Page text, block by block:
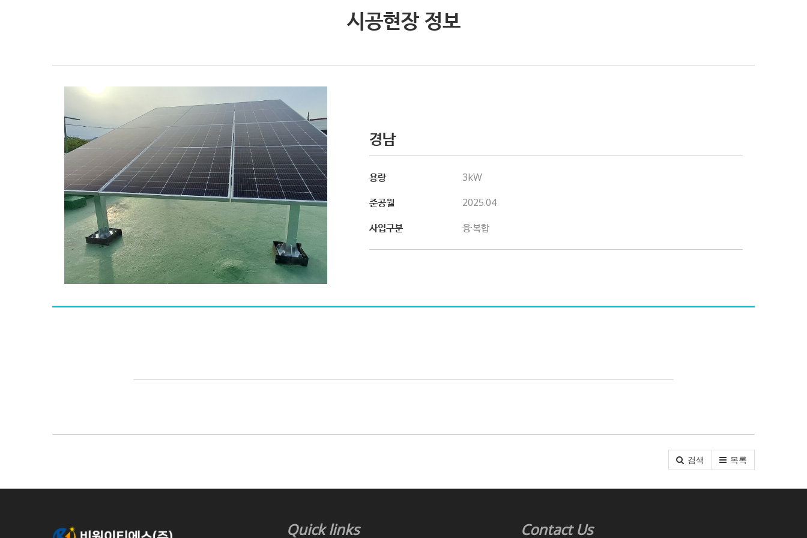
시공현장 정보
경남
용량
3kW
준공월
2025.04
사업구분
융·복합
검색 목록
Quick links Contact Us